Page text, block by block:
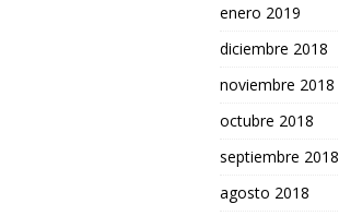
enero 2019
diciembre 2018
noviembre 2018
octubre 2018
septiembre 2018
agosto 2018